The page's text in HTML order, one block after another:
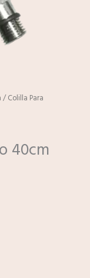
/ Colilla Para
40cm